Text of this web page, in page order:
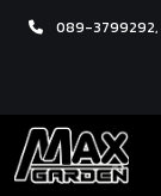
089-3799292,
หน้าแรก